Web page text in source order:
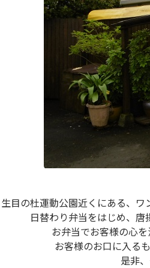
生目の杜運動公園近くにある、ワ
日替わり弁当をはじめ、唐
お弁当でお客様の心
お客様のお口に入る
是非